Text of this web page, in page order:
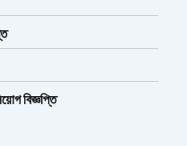
বিজ্ঞপ্তি